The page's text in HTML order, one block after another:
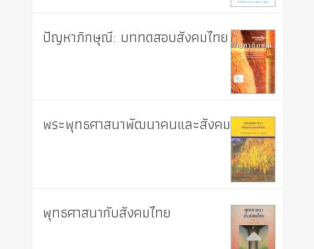
ปัญหาภิกษุณี: บททดสอบสังคมไทย
พระพุทธศาสนาพัฒนาคนและสังคม
พุทธศาสนากับสังคมไทย